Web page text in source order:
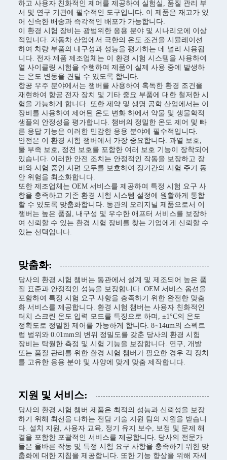
하고 사용자 친화적인 제어를 제공하여 실험실, 품질 관리 부
서 및 연구 기관에 필수적인 도구입니다. 이 제품은 재고가 있
어 신속한 배송과 즉각적인 배포가 가능합니다.
이 환경 시험 장비는 광범위한 응용 분야 및 시나리오에 이상
적입니다. 자동차 산업에서 극한의 온도 조건을 시뮬레이션
하여 차량 부품의 내구성과 성능을 평가하는 데 널리 사용됩
니다. 전자 제품 제조업체는 이 환경 시험 시스템을 사용하여
열 사이클링 시험을 수행하여 제품이 실제 사용 중에 발생하
는 온도 변동을 견딜 수 있도록 합니다.
항공 우주 분야에서는 챔버를 사용하여 혹독한 환경 조건을
재현하여 항공 전자 장치 및 기타 중요 부품에 대한 철저한 시
험을 가능하게 합니다. 또한 제약 및 생명 공학 산업에서는 이
장비를 사용하여 제어된 온도 변화 하에서 약물 및 생물학적
샘플의 안정성을 평가합니다. 챔버의 정밀한 온도 제어 및 빠
른 응답 기능은 이러한 민감한 응용 분야에 필수적입니다.
안전은 이 환경 시험 챔버에서 가장 중요합니다. 과열 보호,
물 부족 보호, 정전 보호를 포함한 여러 보호 기능이 장착되어
있습니다. 이러한 안전 조치는 안정적인 작동을 보장하고 장
비와 시험 중인 시편 모두를 보호하여 장기간의 시험 주기 동
안 위험을 최소화합니다.
또한 제조업체는 OEM 서비스를 제공하여 특정 시험 요구 사
항을 충족하고 기존 환경 시험 시스템 설정에 원활하게 통합
할 수 있도록 맞춤화합니다. 동관의 오리지널 제품으로서 이
챔버는 높은 품질, 내구성 및 우수한 애프터 서비스를 보장하
여 신뢰할 수 있는 환경 시험 장비를 찾는 기업에게 신뢰할 수
있는 선택입니다.
맞춤화:
당사의 환경 시험 챔버는 동관에서 설계 및 제조되어 높은 품
질 표준과 안정적인 성능을 보장합니다. OEM 서비스 옵션을
포함하여 특정 시험 요구 사항을 충족하기 위한 완전한 맞춤
화 서비스를 제공합니다. 환경 시험 챔버는 사용자 친화적인
터치 스크린 온도 입력 모드를 특징으로 하며, ±1°C의 온도
정확도로 정밀한 제어를 가능하게 합니다. 8~14um의 스펙트
럼 범위와 0.01mm의 변위 정밀도를 갖춘 당사의 환경 시험
장비는 탁월한 측정 및 시험 기능을 보장합니다. 연구, 개발
또는 품질 관리를 위한 환경 시험 챔버가 필요한 경우 각 장치
를 고유한 응용 분야 및 사양에 맞게 맞춤 제작합니다.
지원 및 서비스:
당사의 환경 시험 챔버 제품은 최적의 성능과 신뢰성을 보장
하기 위해 최선을 다하는 전담 기술 지원 팀의 지원을 받습니
다. 설치 지원, 사용자 교육, 정기 유지 보수, 보정 및 문제 해
결을 포함한 포괄적인 서비스를 제공합니다. 당사의 전문가
들은 올바른 작동 및 특정 시험 요구 사항을 충족하기 위한 맞
춤화에 대한 지침을 제공합니다. 또한 기능 향상을 위해 자세